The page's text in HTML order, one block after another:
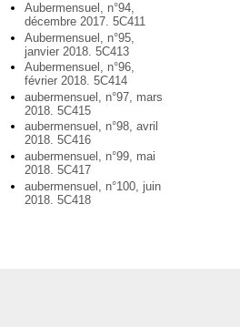
Aubermensuel, n°94,
décembre 2017. 5C411
Aubermensuel, n°95,
janvier 2018. 5C413
Aubermensuel, n°96,
février 2018. 5C414
aubermensuel, n°97, mars
2018. 5C415
aubermensuel, n°98, avril
2018. 5C416
aubermensuel, n°99, mai
2018. 5C417
aubermensuel, n°100, juin
2018. 5C418